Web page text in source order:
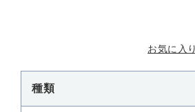
お気に入
種類